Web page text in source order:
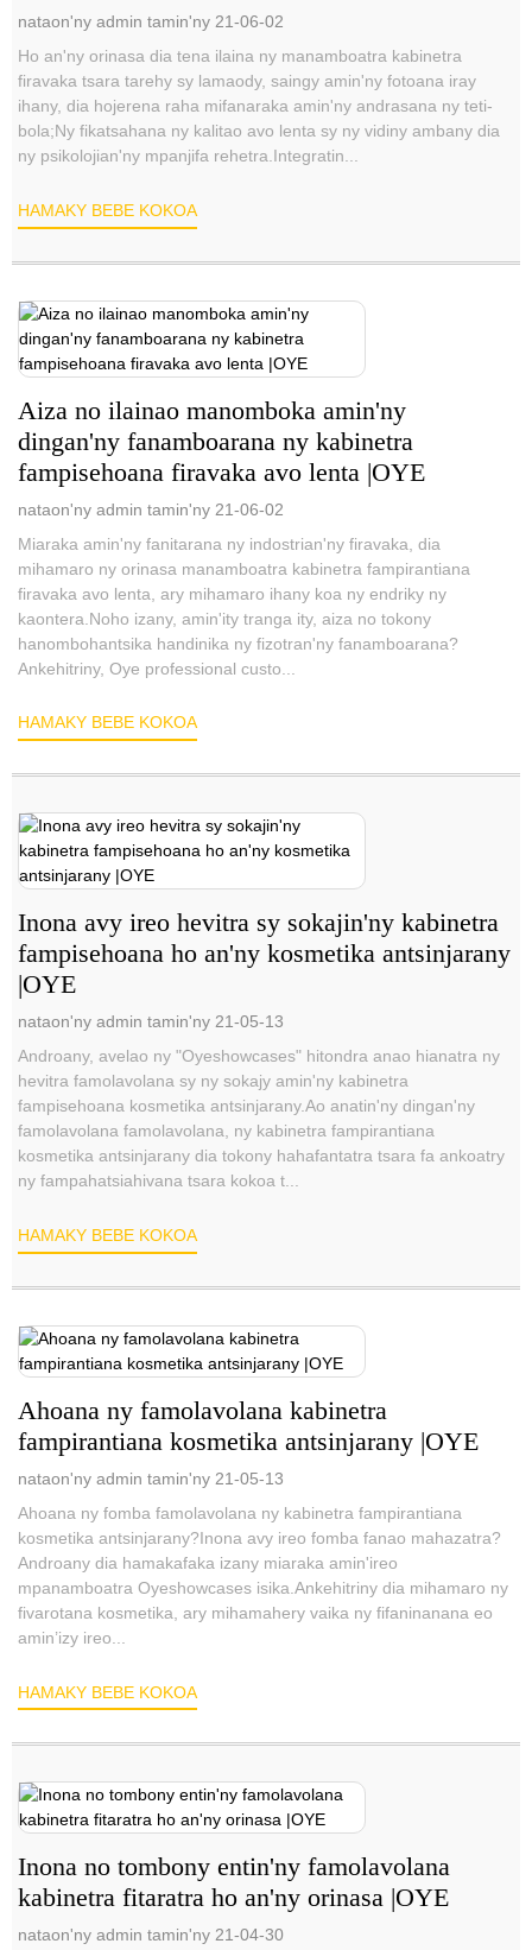
nataon'ny admin tamin'ny 21-06-02
Ho an'ny orinasa dia tena ilaina ny manamboatra kabinetra
firavaka tsara tarehy sy lamaody, saingy amin'ny fotoana iray
ihany, dia hojerena raha mifanaraka amin'ny andrasana ny teti-
bola;Ny fikatsahana ny kalitao avo lenta sy ny vidiny ambany dia
ny psikolojian'ny mpanjifa rehetra.Integratin...
HAMAKY BEBE KOKOA
Aiza no ilainao manomboka amin'ny
dingan'ny fanamboarana ny kabinetra
fampisehoana firavaka avo lenta |OYE
nataon'ny admin tamin'ny 21-06-02
Miaraka amin'ny fanitarana ny indostrian'ny firavaka, dia
mihamaro ny orinasa manamboatra kabinetra fampirantiana
firavaka avo lenta, ary mihamaro ihany koa ny endriky ny
kaontera.Noho izany, amin'ity tranga ity, aiza no tokony
hanombohantsika handinika ny fizotran'ny fanamboarana?
Ankehitriny, Oye professional custo...
HAMAKY BEBE KOKOA
Inona avy ireo hevitra sy sokajin'ny kabinetra
fampisehoana ho an'ny kosmetika antsinjarany
|OYE
nataon'ny admin tamin'ny 21-05-13
Androany, avelao ny "Oyeshowcases" hitondra anao hianatra ny
hevitra famolavolana sy ny sokajy amin'ny kabinetra
fampisehoana kosmetika antsinjarany.Ao anatin'ny dingan'ny
famolavolana famolavolana, ny kabinetra fampirantiana
kosmetika antsinjarany dia tokony hahafantatra tsara fa ankoatry
ny fampahatsiahivana tsara kokoa t...
HAMAKY BEBE KOKOA
Ahoana ny famolavolana kabinetra
fampirantiana kosmetika antsinjarany |OYE
nataon'ny admin tamin'ny 21-05-13
Ahoana ny fomba famolavolana ny kabinetra fampirantiana
kosmetika antsinjarany?Inona avy ireo fomba fanao mahazatra?
Androany dia hamakafaka izany miaraka amin'ireo
mpanamboatra Oyeshowcases isika.Ankehitriny dia mihamaro ny
fivarotana kosmetika, ary mihamahery vaika ny fifaninanana eo
amin’izy ireo...
HAMAKY BEBE KOKOA
Inona no tombony entin'ny famolavolana
kabinetra fitaratra ho an'ny orinasa |OYE
nataon'ny admin tamin'ny 21-04-30